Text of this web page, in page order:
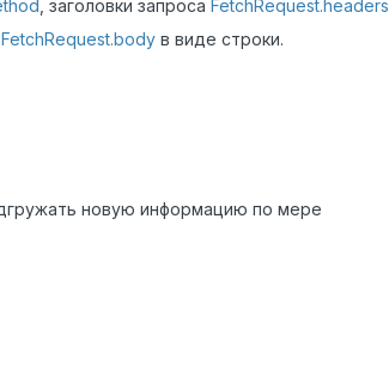
, заголовки запроса FetchRequest.headers
FetchRequest.bodyв виде строки.
новую информацию по мере